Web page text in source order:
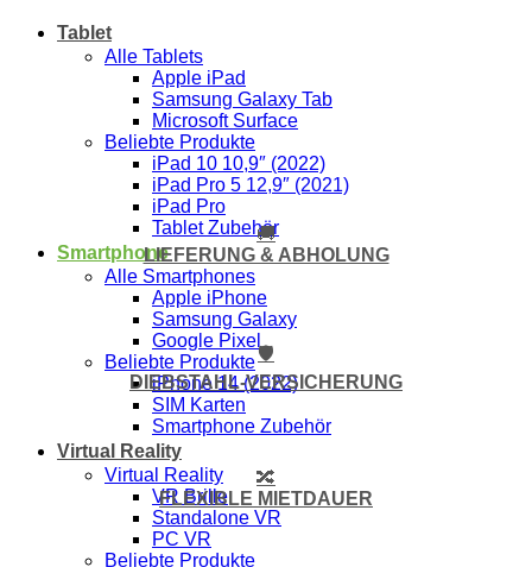
Tablet
Alle Tablets
Apple iPad
Samsung Galaxy Tab
Microsoft Surface
Beliebte Produkte
iPad 10 10,9″ (2022)
iPad Pro 5 12,9″ (2021)
iPad Pro
Tablet Zubehör
Smartphone
Alle Smartphones
Apple iPhone
Samsung Galaxy
Google Pixel
Beliebte Produkte
iPhone 14 (2022)
SIM Karten
Smartphone Zubehör
Virtual Reality
Virtual Reality
VR Brille
Standalone VR
PC VR
Beliebte Produkte
🚚
LIEFERUNG & ABHOLUNG
🛡️
DIEBSTAHL-VERSICHERUNG
🔀
FLEXIBLE MIETDAUER